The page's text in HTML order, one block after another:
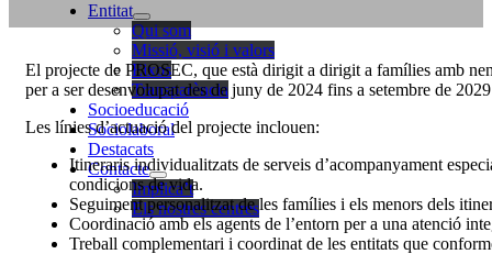
Entitat
Qui som
Missió, visió i valors
Eixos
Transparència
Socioeducació
Sociolaboral
Destacats
Contacte
Implica’t
Els nostres centres
El projecte de PROSEC, que està dirigit a dirigit a famílies amb
per a ser desenvolupat des de juny de 2024 fins a setembre de
Les línies d’actuació del projecte inclouen:
Itineraris individualitzats de serveis d’acompanyament
condicions de vida.
Seguiment personalitzat de les famílies i els menors dels
Coordinació amb els agents de l’entorn per a una atenció
Treball complementari i coordinat de les entitats que